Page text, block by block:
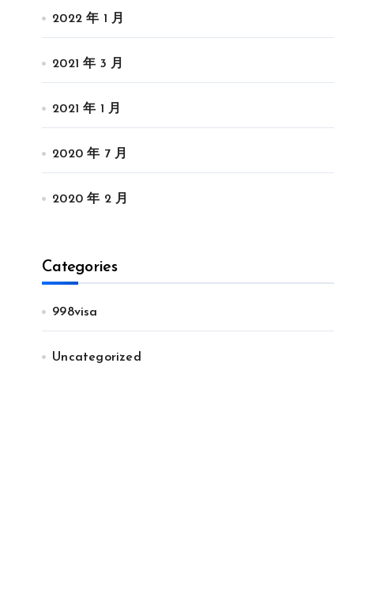
2022 年 1 月
2021 年 3 月
2021 年 1 月
2020 年 7 月
2020 年 2 月
Categories
998visa
Uncategorized